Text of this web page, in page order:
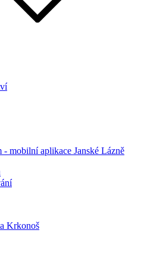
- mobilní aplikace Janské Lázně
Krkonoš